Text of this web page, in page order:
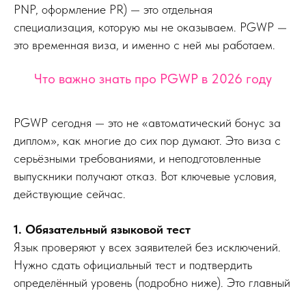
PNP, оформление PR) — это отдельная
специализация, которую мы не оказываем. PGWP —
это временная виза, и именно с ней мы работаем.
Что важно знать про PGWP в 2026 году
PGWP сегодня — это не «автоматический бонус за
диплом», как многие до сих пор думают. Это виза с
серьёзными требованиями, и неподготовленные
выпускники получают отказ. Вот ключевые условия,
действующие сейчас.
1. Обязательный языковой тест
Язык проверяют у всех заявителей без исключений.
Нужно сдать официальный тест и подтвердить
определённый уровень (подробно ниже). Это главный